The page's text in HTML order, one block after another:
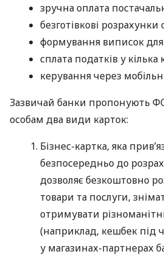
зручна оплата
безготівкові
формування виписок для
сплата податків у кілька
керування через
Зазвичай банки пропонують
особам два види карток:
Бізнес-картка, яка
безпосередньо до
дозволяє безкоштовно
товари та послуги,
отримувати
(наприклад, кешбек під
у магазинах-партнерах